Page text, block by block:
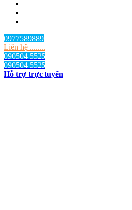
0977589889
Liên hệ ........
090504 5525
090504 5525
Hỗ trợ trực tuyến